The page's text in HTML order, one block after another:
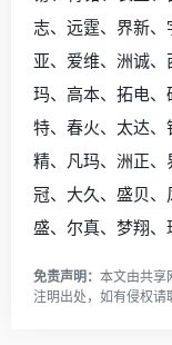
志、远霆、界新
亚、爱维、洲诚
玛、高本、拓电
特、春火、太达
精、凡玛、洲正
冠、大久、盛贝
盛、尔真、梦翔、
免责声明： 本文由共享
注明出处，如有侵权请